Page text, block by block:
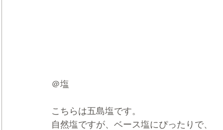
＠塩
こちらは五島塩です。
自然塩ですが、ベース塩にぴったりで、